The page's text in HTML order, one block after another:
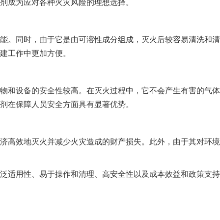
成为应对各种火灾风险的理想选择。
同时，由于它是由可溶性成分组成，灭火后较容易清洗和
工作中更加方便。
设备的安全性较高。在灭火过程中，它不会产生有害的气
在保障人员安全方面具有显著优势。
效地灭火并减少火灾造成的财产损失。此外，由于其对环
用性、易于操作和清理、高安全性以及成本效益和政策支